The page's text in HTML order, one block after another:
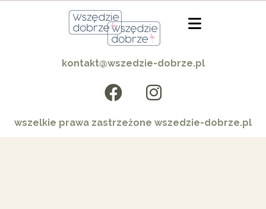
kontakt@wszedzie-dobrze.pl
wszelkie prawa zastrzeżone wszedzie-dobrze.pl